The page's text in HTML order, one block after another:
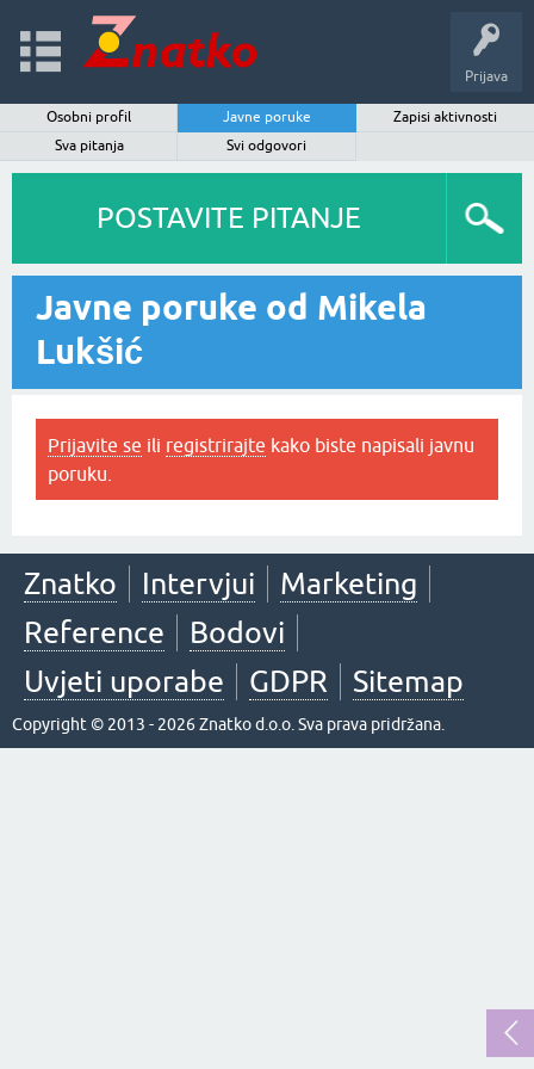
Prijava
Osobni profil Javne poruke
Zapisi aktivnosti
Sva pitanja
Svi odgovori
POSTAVITE PITANJE
Javne poruke od Mikela
Lukšić
Prijavite se ili registrirajte kako biste napisali javnu
poruku.
Znatko Intervjui
Marketing
Reference
Bodovi
Uvjeti uporabe
GDPR Sitemap
Copyright © 2013 - 2026 Znatko d.o.o. Sva prava pridržana.